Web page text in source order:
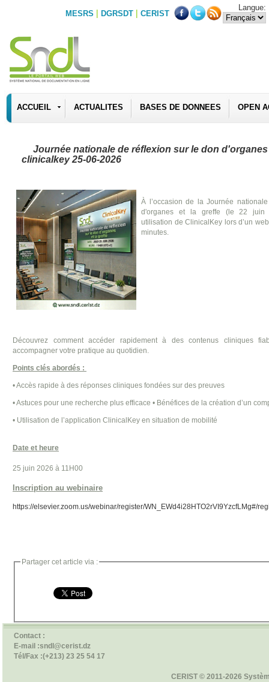
MESRS | DGRSDT | CERIST
Langue:
ACCUEIL ACTUALITES BASES DE DONNEES OPEN
Journée nationale de réflexion sur le don d'organes
clinicalkey 25-06-2026
À l’occasion de la Journée
d'organes et la greffe (le 22 juin
utilisation de ClinicalKey lors d’un
minutes.
Découvrez comment accéder rapidement à des contenus cliniques
accompagner votre pratique au quotidien.
Points clés abordés :
• Accès rapide à des réponses cliniques fondées sur des preuves
• Astuces pour une recherche plus efficace • Bénéfices de la création d’un
• Utilisation de l’application ClinicalKey en situation de mobilité
Date et heure
25 juin 2026 à 11H00
Inscription au webinaire
https://elsevier.zoom.us/webinar/register/WN_EWd4i28HTO2rVI9YzcfLMg#/
Partager cet article via :
Contact :
E-mail :sndl@cerist.dz
Tél/Fax :(+213) 23 25 54 17
CERIST © 2011-2026